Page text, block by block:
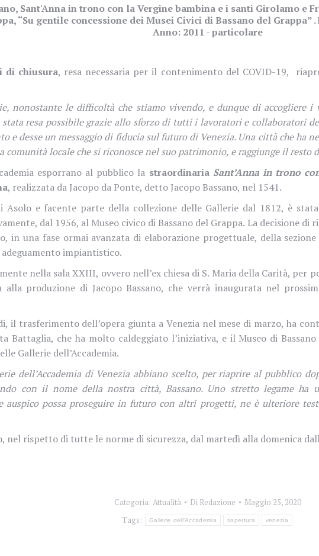
Sant'Anna in trono con la Vergine bambina e i santi Girolamo e
“Su gentile concessione dei Musei Civici di Bassano del
Anno: 2011 - particolare
di chiusura, resa necessaria per il contenimento del COVID-19,
nonostante le difficoltà che stiamo vivendo, e dunque di
stata resa possibile grazie allo sforzo di tutti i lavoratori e collaboratori
e desse un messaggio di fiducia sul futuro di Venezia. Una città che ha
comunità locale che si riconosce nel suo patrimonio, e raggiunge il resto
esporrano al pubblico la straordinaria Sant’Anna in trono
, realizzata da Jacopo da Ponte, detto Jacopo Bassano, nel 1541.
Asolo e facente parte della collezione delle Gallerie dal 1812, è
dal 1956, al Museo civico di Bassano del Grappa. La decisione
in una fase ormai avanzata di elaborazione progettuale, della
impiantistico.
nella sala XXIII, ovvero nell’ex chiesa di S. Maria della Carità,
produzione di Jacopo Bassano, che verrà inaugurata nel
il trasferimento dell’opera giunta a Venezia nel mese di marzo, ha
Battaglia, che ha molto caldeggiato l’iniziativa, e il Museo di
Gallerie dell’Accademia.
dell’Accademia di Venezia abbiano scelto, per riaprire al pubblico
con il nome della nostra città, Bassano. Uno stretto legame
auspico possa proseguire in futuro con altri progetti, ne è ulteriore
nel rispetto di tutte le norme di sicurezza, dal martedì alla domenica
Categoria: Attualità Di Redazione
Maggio 25, 2020
Tags:
Gallerie dell’Accademia riapertura venezia